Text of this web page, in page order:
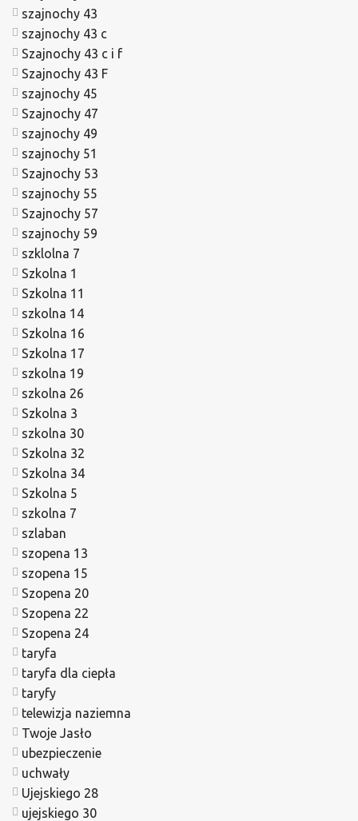
szajnochy 43
szajnochy 43 c
Szajnochy 43 c i f
Szajnochy 43 F
szajnochy 45
Szajnochy 47
szajnochy 49
szajnochy 51
Szajnochy 53
szajnochy 55
Szajnochy 57
szajnochy 59
szklolna 7
Szkolna 1
Szkolna 11
szkolna 14
Szkolna 16
Szkolna 17
szkolna 19
szkolna 26
Szkolna 3
szkolna 30
Szkolna 32
Szkolna 34
Szkolna 5
szkolna 7
szlaban
szopena 13
szopena 15
Szopena 20
Szopena 22
Szopena 24
taryfa
taryfa dla ciepła
taryfy
telewizja naziemna
Twoje Jasło
ubezpieczenie
uchwały
Ujejskiego 28
ujejskiego 30